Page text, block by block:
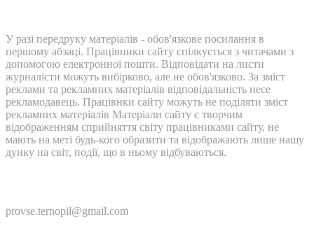
У разі передруку матеріалів - обов'язкове посилання в
першому абзаці. Працівники сайту спілкується з читачами з
допомогою електронної пошти. Відповідати на листи
журналісти можуть вибірково, але не обов'язково. За зміст
реклами та рекламних матеріалів відповідальність несе
рекламодавець. Працівнки сайту можуть не поділяти зміст
рекламних матеріалів Матеріали сайту є творчим
відображенням сприйняття світу працівниками сайту, не
мають на меті будь-кого образити та відображають лише нашу
дуику на світ, події, що в ньому відбуваються.
provse.ternopil@gmail.com